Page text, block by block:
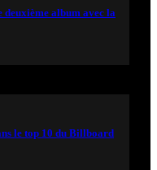
deuxième album avec la
le top 10 du Billboard